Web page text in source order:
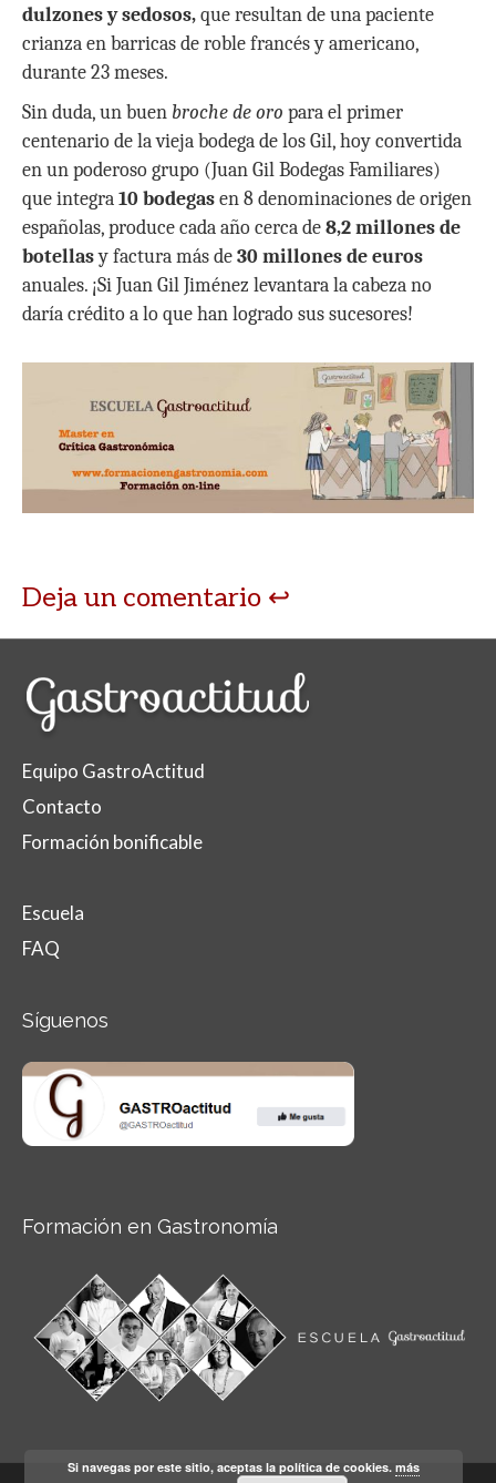
dulzones y sedosos,que resultan de una paciente
crianza en barricas de roble francés y americano,
durante 23 meses.
Sin duda, un buen broche de oro para el primer
centenario de la vieja bodega de los Gil, hoy convertida
en un poderoso grupo (Juan Gil Bodegas Familiares)
que integra10 bodegasen 8 denominaciones de origen
españolas, produce cada año cerca de8,2 millones de
botellasy factura más de30 millones de euros
anuales. ¡Si Juan Gil Jiménez levantara la cabeza no
daría crédito a lo que han logrado sus sucesores!
Deja un comentario
Equipo GastroActitud
Contacto
Formación bonificable
Escuela
FAQ
Síguenos
Formación en Gastronomía
Si navegas por este sitio, aceptas la política de cookies.más